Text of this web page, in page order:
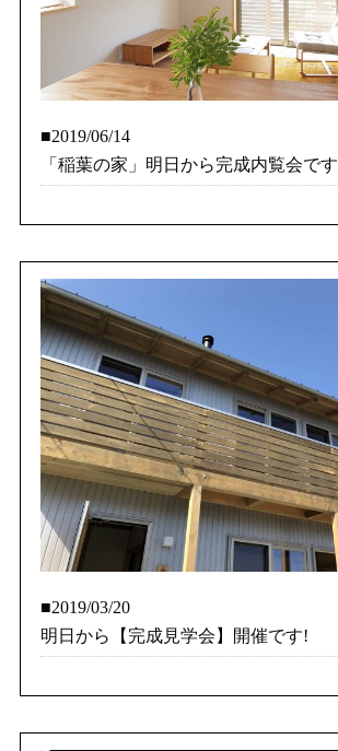
■2019/06/14
「稲葉の家」明日から完成内覧会です
■2019/03/20
明日から【完成見学会】開催です!